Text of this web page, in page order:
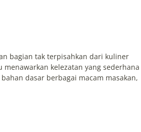
bagian tak terpisahkan dari kuliner
kelezatan yang sederhana
dasar berbagai macam masakan,